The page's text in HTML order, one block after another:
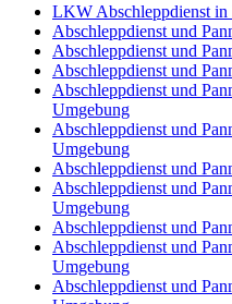
LKW Abschleppdienst in
Abschleppdienst und
Abschleppdienst und
Abschleppdienst und
Abschleppdienst und
Umgebung
Abschleppdienst und
Umgebung
Abschleppdienst und
Abschleppdienst und
Umgebung
Abschleppdienst und
Abschleppdienst und
Umgebung
Abschleppdienst und